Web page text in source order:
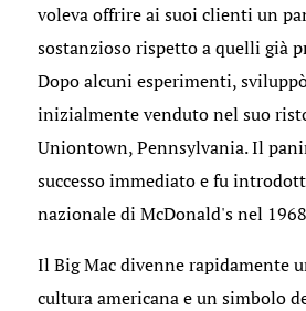
voleva offrire ai suoi clienti un
sostanzioso rispetto a quelli già
Dopo alcuni esperimenti,
inizialmente venduto nel suo
Uniontown, Pennsylvania. Il
successo immediato e fu
nazionale di McDonald's nel
Il Big Mac divenne rapidamente
cultura americana e un simbolo